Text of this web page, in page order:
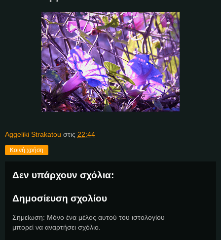
Aggeliki Strakatou στις 22:44
Κοινή χρήση
Δεν υπάρχουν σχόλια:
Δημοσίευση σχολίου
Σημείωση: Μόνο ένα μέλος αυτού του ιστολογίου
μπορεί να αναρτήσει σχόλιο.